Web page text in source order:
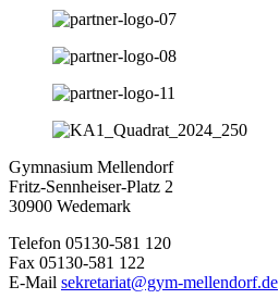
Gymnasium Mellendorf
Fritz-Sennheiser-Platz 2
30900 Wedemark
Telefon 05130-581 120
Fax 05130-581 122
E-Mail sekretariat@gym-mellendorf.de